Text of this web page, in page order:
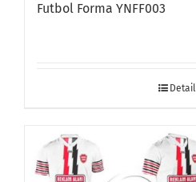
Futbol Forma YNFF003